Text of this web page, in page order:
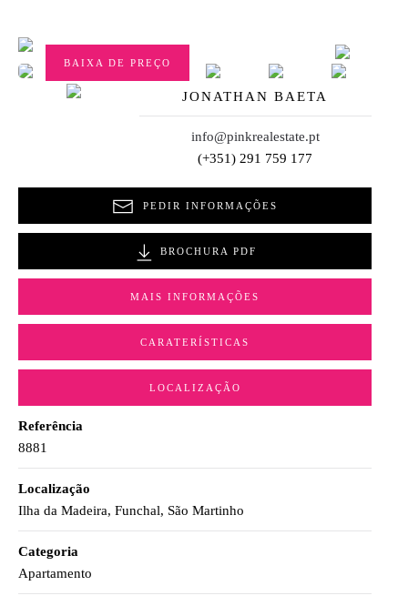
BAIXA DE PREÇO
JONATHAN BAETA
info@pinkrealestate.pt
(+351) 291 759 177
PEDIR INFORMAÇÕES
BROCHURA PDF
MAIS INFORMAÇÕES
CARATERÍSTICAS
LOCALIZAÇÃO
Referência
8881
Localização
Ilha da Madeira, Funchal, São Martinho
Categoria
Apartamento